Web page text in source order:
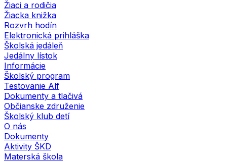
Žiaci a rodičia
Žiacka knižka
Rozvrh hodín
Elektronická prihláška
Školská jedáleň
Jedálny lístok
Informácie
Školský program
Testovanie Alf
Dokumenty a tlačivá
Občianske združenie
Školský klub detí
O nás
Dokumenty
Aktivity ŠKD
Materská škola